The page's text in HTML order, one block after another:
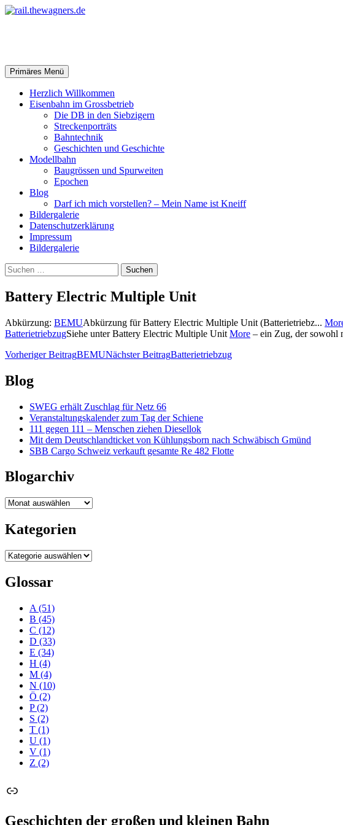
Zum
Suchen
Primäres Menü
Herzlich Willkommen
Eisenbahn im Grossbetrieb
Die DB in den Siebzigern
Streckenporträts
Bahntechnik
Geschichten und Geschichte
Modellbahn
Baugrössen und Spurweiten
Epochen
Blog
Darf ich mich vorstellen? – Mein Name ist Kneiff
Bildergalerie
Datenschutzerklärung
Impressum
Bildergalerie
Suchen
nach:
Battery Electric Multiple Unit
Abkürzung: BEMUAbkürzung für Battery Electric Multiple Unit (Batterietriebz...
BatterietriebzugSiehe unter Battery Electric Multiple Unit More – ein Zug, der sowohl
Beitragsnavigation
Vorheriger BeitragBEMUNächster BeitragBatterietriebzug
Blog
SWEG erhält Zuschlag für Netz 66
Veranstaltungskalender zum Tag der Schiene
111 gegen 111 – Menschen ziehen Diesellok
Mit dem Deutschlandticket von Kühlungsborn nach Schwäbisch Gmünd
SBB Cargo Schweiz verkauft gesamte Re 482 Flotte
Blogarchiv
Blogarchiv
Kategorien
Kategorien
Glossar
A (51)
B (45)
C (12)
D (33)
E (34)
H (4)
M (4)
N (10)
Ö (2)
P(2)
S (2)
T (1)
U (1)
V (1)
Z (2)
Link
Geschichten der großen und kleinen Bahn